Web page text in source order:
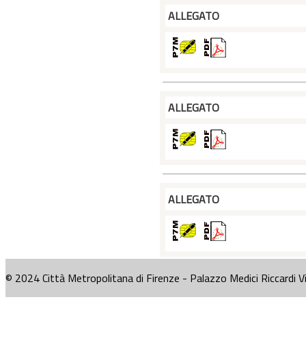
ALLEGATO
ALLEGATO
ALLEGATO
© 2024 Città Metropolitana di Firenze - Palazzo Medici Riccardi